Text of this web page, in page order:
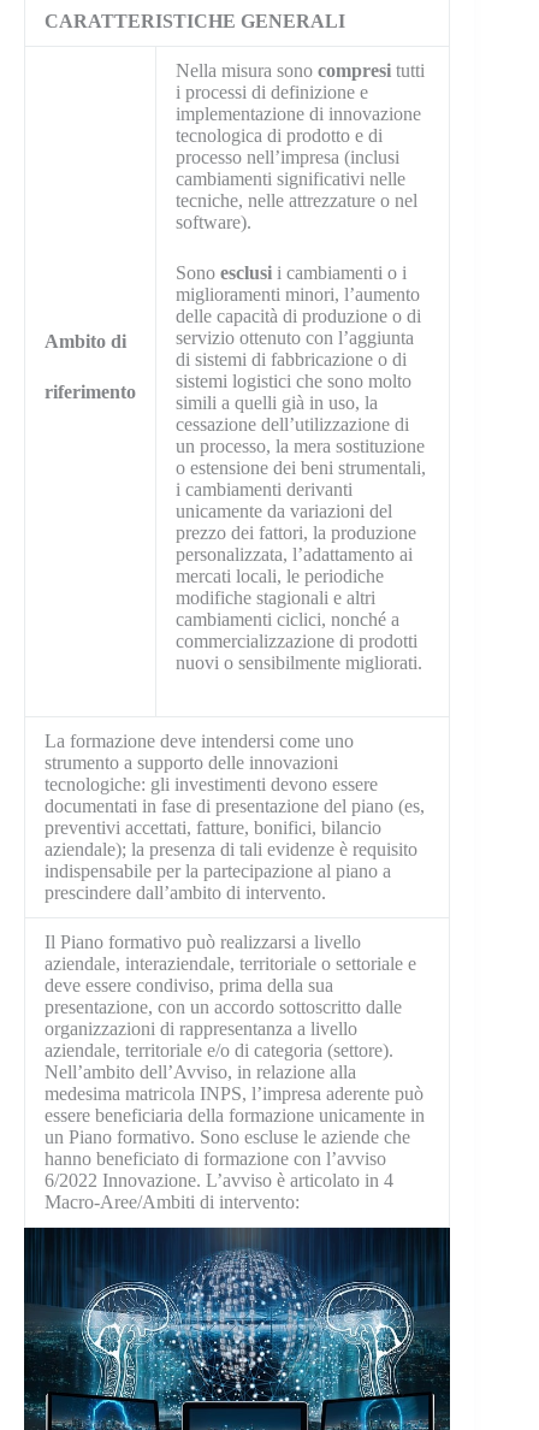
CARATTERISTICHE GENERALI
Ambito di
riferimento
Nella misura sono compresi tutti
i processi di definizione e
implementazione di innovazione
tecnologica di prodotto e di
processo nell’impresa (inclusi
cambiamenti significativi nelle
tecniche, nelle attrezzature o nel
software).
Sono esclusi i cambiamenti o i
miglioramenti minori, l’aumento
delle capacità di produzione o di
servizio ottenuto con l’aggiunta
di sistemi di fabbricazione o di
sistemi logistici che sono molto
simili a quelli già in uso, la
cessazione dell’utilizzazione di
un processo, la mera sostituzione
o estensione dei beni strumentali,
i cambiamenti derivanti
unicamente da variazioni del
prezzo dei fattori, la produzione
personalizzata, l’adattamento ai
mercati locali, le periodiche
modifiche stagionali e altri
cambiamenti ciclici, nonché a
commercializzazione di prodotti
nuovi o sensibilmente migliorati.
La formazione deve intendersi come uno
strumento a supporto delle innovazioni
tecnologiche: gli investimenti devono essere
documentati in fase di presentazione del piano (es,
preventivi accettati, fatture, bonifici, bilancio
aziendale); la presenza di tali evidenze è requisito
indispensabile per la partecipazione al piano a
prescindere dall’ambito di intervento.
Il Piano formativo può realizzarsi a livello
aziendale, interaziendale, territoriale o settoriale e
deve essere condiviso, prima della sua
presentazione, con un accordo sottoscritto dalle
organizzazioni di rappresentanza a livello
aziendale, territoriale e/o di categoria (settore).
Nell’ambito dell’Avviso, in relazione alla
medesima matricola INPS, l’impresa aderente può
essere beneficiaria della formazione unicamente in
un Piano formativo. Sono escluse le aziende che
hanno beneficiato di formazione con l’avviso
6/2022 Innovazione. L’avviso è articolato in 4
Macro-Aree/Ambiti di intervento: